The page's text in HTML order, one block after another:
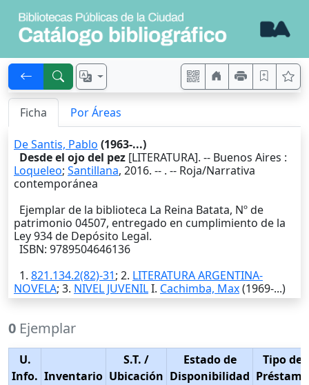
Ficha Por Áreas
De Santis, Pablo (1963-...)
Desde el ojo del pez [LITERATURA]. -- Buenos Aires :
Loqueleo; Santillana, 2016. -- . -- Roja/Narrativa
contemporánea
Ejemplar de la biblioteca La Reina Batata, Nº de
patrimonio 04507, entregado en cumplimiento de la
Ley 934 de Depósito Legal.
ISBN: 9789504646136
1. 821.134.2(82)-31; 2. LITERATURA ARGENTINA-
NOVELA; 3. NIVEL JUVENILI. Cachimba, Max(1969-...)
0 Ejemplar
U.
Info. Inventario
S.T. /
Ubicación
Estado de
Disponibilidad
Tipo de
Préstamo